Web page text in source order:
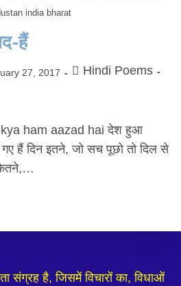
india bharat
हैं
27, 2017
Hindi Poems
ham aazad hai देश हुआ
हैं दिन इतने, जो सच पूछो तो दिल से
संग्रह है, जिसमें विचारों का, विधाओं